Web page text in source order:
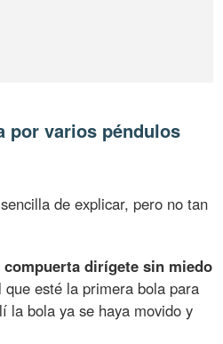
por varios péndulos
de explicar, pero no tan
compuerta dirígete sin miedo
que esté la primera bola para
la bola ya se haya movido y